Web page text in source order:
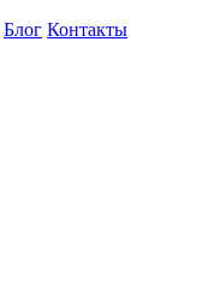
Блог Контакты